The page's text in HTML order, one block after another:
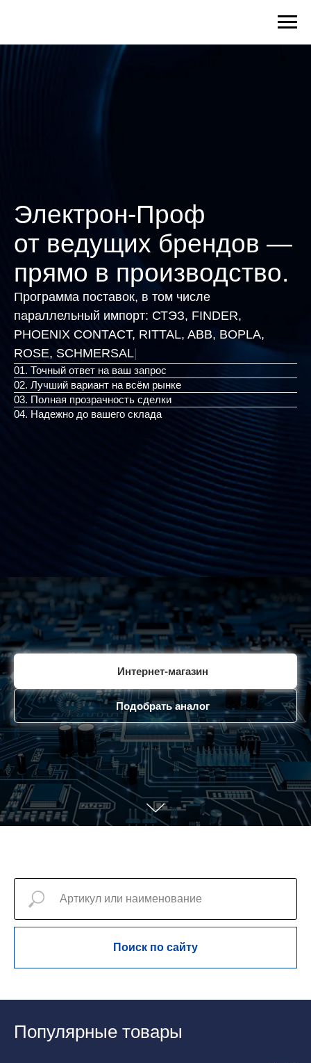
Электрон-Проф
от ведущих брендов —
прямо в производство.
Программа поставок, в том числе
параллельный импорт: СТЭЗ, FINDER,
PHOENIX CONTACT, RITTAL, ABB, BOPLA,
ROSE, SCHMER|
01. Точный ответ на ваш запрос
02. Лучший вариант на всём рынке
03. Полная прозрачность сделки
04. Надежно до вашего склада
Интернет-магазин
Подобрать аналог
Поиск по сайту
Популярные товары